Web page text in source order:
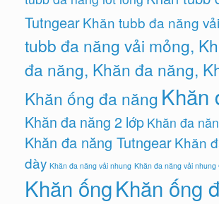
TutngearKhăn tubb đa năng
tubb đa năng vải mỏng,
đa năng, Khăn đa năng,
Khăn ống đa năng Khăn
Khăn đa năng 2 lớp Khăn đa
Khăn đa năng TutngearKhăn
dày Khăn đa năng vải nhung Khăn đa năng vải nhung
Khăn ốngKhăn ống